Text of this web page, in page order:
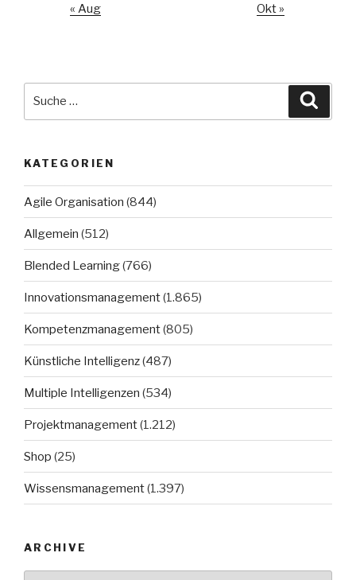
« Aug Okt »
KATEGORIEN
Agile Organisation (844)
Allgemein (512)
Blended Learning(766)
Innovationsmanagement(1.865)
Kompetenzmanagement(805)
Künstliche Intelligenz(487)
Multiple Intelligenzen (534)
Projektmanagement(1.212)
Shop (25)
Wissensmanagement(1.397)
ARCHIVE